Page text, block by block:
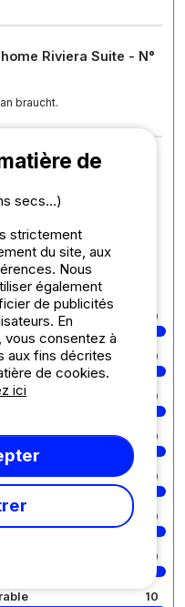
Riviera Suite - N°
braucht.
10
10
10
10
10
10
10
10
de
secs...)
strictement
du site, aux
Nous
également
de publicités
En
vous consentez à
aux fins décrites
de cookies.
ici